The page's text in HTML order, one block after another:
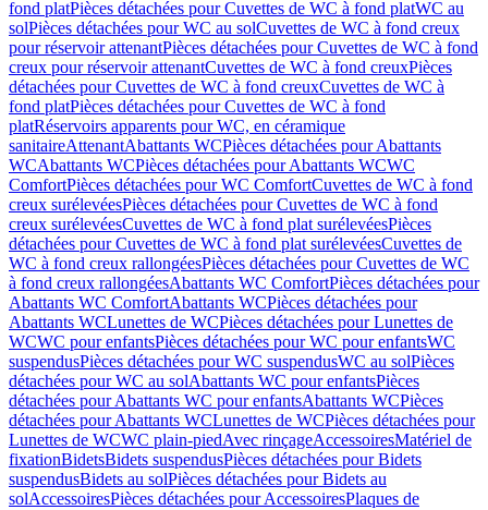
fond platPièces détachées pour Cuvettes de WC à fond platWC au
solPièces détachées pour WC au solCuvettes de WC à fond creux
pour réservoir attenantPièces détachées pour Cuvettes de WC à fond
creux pour réservoir attenantCuvettes de WC à fond creuxPièces
détachées pour Cuvettes de WC à fond creuxCuvettes de WC à
fond platPièces détachées pour Cuvettes de WC à fond
platRéservoirs apparents pour WC, en céramique
sanitaireAttenantAbattants WCPièces détachées pour Abattants
WCAbattants WCPièces détachées pour Abattants WCWC
ComfortPièces détachées pour WC ComfortCuvettes de WC à fond
creux surélevéesPièces détachées pour Cuvettes de WC à fond
creux surélevéesCuvettes de WC à fond plat surélevéesPièces
détachées pour Cuvettes de WC à fond plat surélevéesCuvettes de
WC à fond creux rallongéesPièces détachées pour Cuvettes de WC
à fond creux rallongéesAbattants WC ComfortPièces détachées pour
Abattants WC ComfortAbattants WCPièces détachées pour
Abattants WCLunettes de WCPièces détachées pour Lunettes de
WCWC pour enfantsPièces détachées pour WC pour enfantsWC
suspendusPièces détachées pour WC suspendusWC au solPièces
détachées pour WC au solAbattants WC pour enfantsPièces
détachées pour Abattants WC pour enfantsAbattants WCPièces
détachées pour Abattants WCLunettes de WCPièces détachées pour
Lunettes de WCWC plain-piedAvec rinçageAccessoiresMatériel de
fixationBidetsBidets suspendusPièces détachées pour Bidets
suspendusBidets au solPièces détachées pour Bidets au
solAccessoiresPièces détachées pour AccessoiresPlaques de